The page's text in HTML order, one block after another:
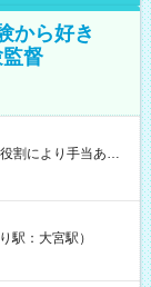
から好き
督
オプションあ
で給与の一部を受け
間） 時給1,300円
により時給＋100
なし） 時給1,300
費 【試用期
駅：大宮駅）